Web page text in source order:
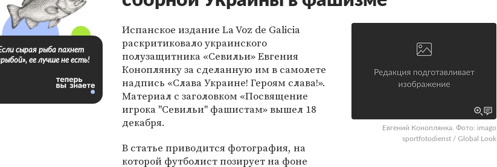
Евгений Коноплянка. Фото: imago
sportfotodienst / Global Look
Испанское издание La Voz de Galicia
раскритиковало украинского
полузащитника «Севильи» Евгения
Коноплянку за сделанную им в самолете
надпись «Слава Украине! Героям слава!».
Материал с заголовком «Посвящение
игрока "Севильи" фашистам» вышел 18
декабря.
В статье приводится фотография, на
которой футболист позирует на фоне
сырая рыба пахнет
ее лучше не есть!